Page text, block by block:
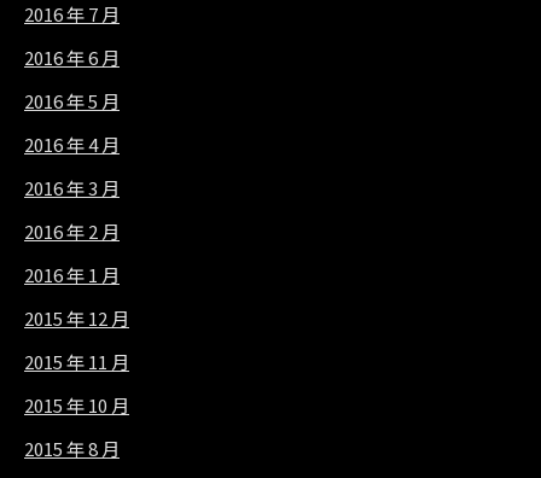
2016 年 7 月
2016 年 6 月
2016 年 5 月
2016 年 4 月
2016 年 3 月
2016 年 2 月
2016 年 1 月
2015 年 12 月
2015 年 11 月
2015 年 10 月
2015 年 8 月